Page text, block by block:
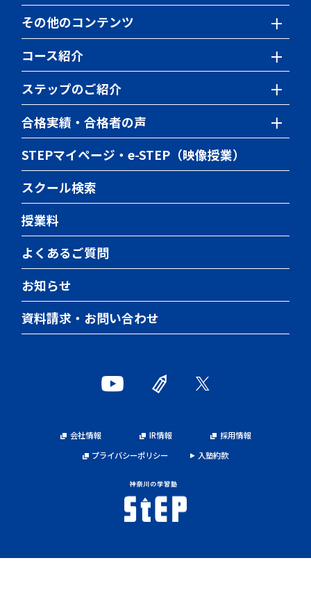
スクール定員情報
東大対策講座
東京科学大対策講座
TEAP対策講座
推薦・総合型選抜対策
短期集中講座
STEP Junior Labo
サイエンス教室
その他のコンテンツ
開催中の模試・イベント
神奈川県公立高校入試の仕組み
神奈川県私立高校入試の仕組み
英文法クエスト
世界史クエスト
日本史クエスト
コース紹介
小学生のコース一覧
中学生のコース一覧
高校生のコース一覧
ステップのご紹介
入会までの流れ
受付中の体験・入会説明会
合格実績・合格者の声
公立高校合格実績
国私立高校合格実績
高校受験合格者の声
県立中高一貫校合格実績
県立中高一貫校合格者の声
大学受験合格者の声
STEPマイページ・e-STEP（映像授業）
スクール検索
授業料
よくあるご質問
お知らせ
資料請求・お問い合わせ
会社情報 IR情報
採用情報
プライバシーポリシー
入塾約款